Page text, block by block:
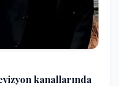
kanallarında